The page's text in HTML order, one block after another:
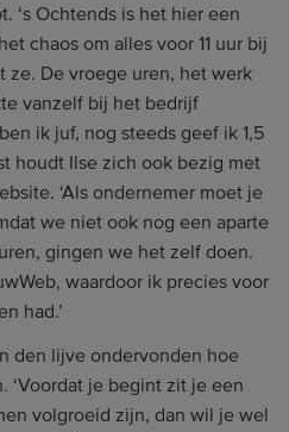
‘s Ochtends is het hier een
chaos om alles voor 11 uur bij
ze. De vroege uren, het werk
vanzelf bij het bedrijf
ik juf, nog steeds geef ik 1,5
houdt Ilse zich ook bezig met
‘Als ondernemer moet je
we niet ook nog een aparte
gingen we het zelf doen.
waardoor ik precies voor
had.’
den lijve ondervonden hoe
‘Voordat je begint zit je een
volgroeid zijn, dan wil je wel